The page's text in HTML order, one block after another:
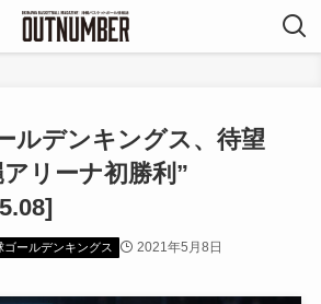
ルデンキングス、待望
リーナ初勝利”
ゴールデンキングス 2021年5月8日